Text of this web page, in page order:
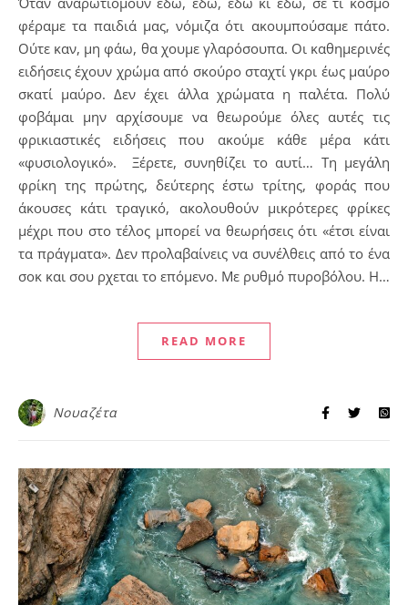
φέραμε τα παιδιά μας, νόμιζα ότι ακουμπούσαμε πάτο.
Ούτε καν, μη φάω, θα χουμε γλαρόσουπα. Οι καθημερινές
ειδήσεις έχουν χρώμα από σκούρο σταχτί γκρι έως μαύρο
σκατί μαύρο. Δεν έχει άλλα χρώματα η παλέτα. Πολύ
φοβάμαι μην αρχίσουμε να θεωρούμε όλες αυτές τις
φρικιαστικές ειδήσεις που ακούμε κάθε μέρα κάτι
«φυσιολογικό». Ξέρετε, συνηθίζει το αυτί… Τη μεγάλη
φρίκη της πρώτης, δεύτερης έστω τρίτης, φοράς που
άκουσες κάτι τραγικό, ακολουθούν μικρότερες φρίκες
μέχρι που στο τέλος μπορεί να θεωρήσεις ότι «έτσι είναι
τα πράγματα». Δεν προλαβαίνεις να συνέλθεις από το ένα
σοκ και σου ρχεται το επόμενο. Με ρυθμό πυροβόλου. Η…
READ MORE
Νουαζέτα